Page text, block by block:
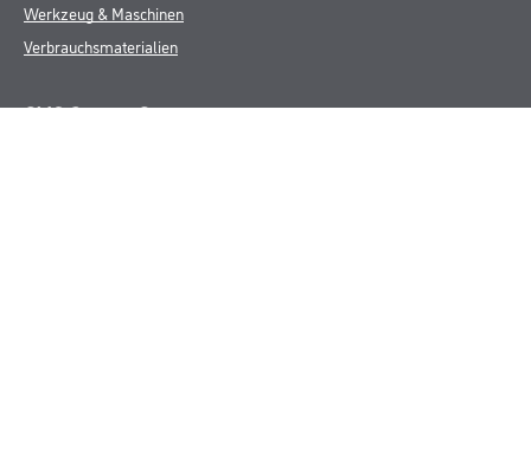
Werkzeug & Maschinen
Verbrauchsmaterialien
CMS Gruppe Company